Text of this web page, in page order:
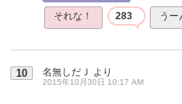
それな！ 283 う
10 名無しだＪ より
2015年10月30日 10:17 AM